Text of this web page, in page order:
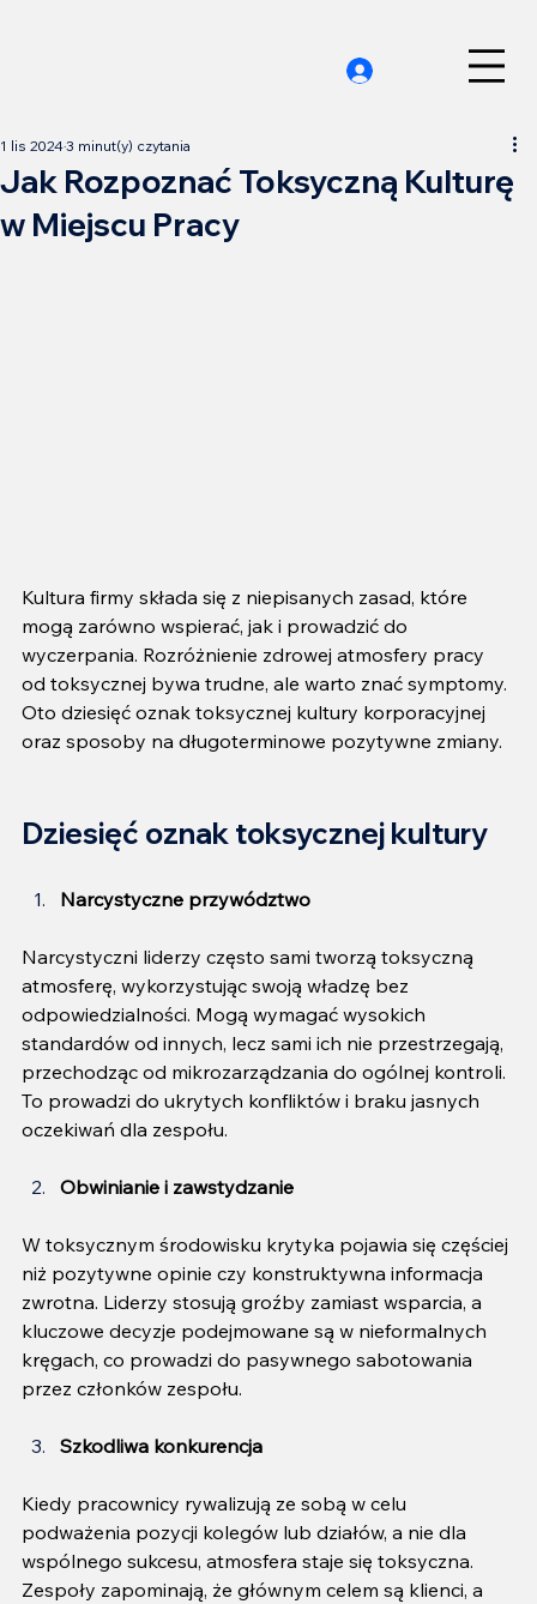
Jak Rozpoznać Toksyczną Kulturę
w Miejscu Pracy
1 lis 20243 minut(y) czytania
Kultura firmy składa się z niepisanych zasad, które
mogą zarówno wspierać, jak i prowadzić do
wyczerpania. Rozróżnienie zdrowej atmosfery pracy
od toksycznej bywa trudne, ale warto znać symptomy.
Oto dziesięć oznak toksycznej kultury korporacyjnej
oraz sposoby na długoterminowe pozytywne zmiany.
Dziesięć oznak toksycznej kultury
Narcystyczne przywództwo
Narcystyczni liderzy często sami tworzą toksyczną
atmosferę, wykorzystując swoją władzę bez
odpowiedzialności. Mogą wymagać wysokich
standardów od innych, lecz sami ich nie przestrzegają,
przechodząc od mikrozarządzania do ogólnej kontroli.
To prowadzi do ukrytych konfliktów i braku jasnych
oczekiwań dla zespołu.
Obwinianie i zawstydzanie
W toksycznym środowisku krytyka pojawia się częściej
niż pozytywne opinie czy konstruktywna informacja
zwrotna. Liderzy stosują groźby zamiast wsparcia, a
kluczowe decyzje podejmowane są w nieformalnych
kręgach, co prowadzi do pasywnego sabotowania
przez członków zespołu.
Szkodliwa konkurencja
Kiedy pracownicy rywalizują ze sobą w celu
podważenia pozycji kolegów lub działów, a nie dla
wspólnego sukcesu, atmosfera staje się toksyczna.
Zespoły zapominają, że głównym celem są klienci, a